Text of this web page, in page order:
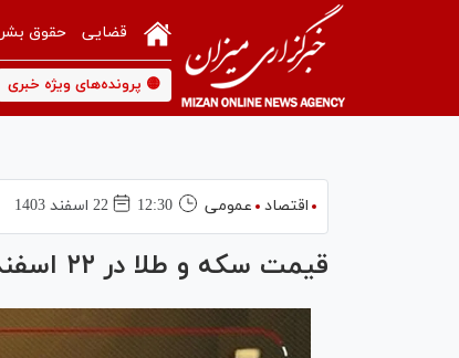
قضایی حقوق بشر
🟡 پرونده‌های ویژه خبری
اقتصاد عمومی 12:30 22 اسفند 1403
قیمت سکه و طلا در ۲۲ اسفند۱۴۰۳